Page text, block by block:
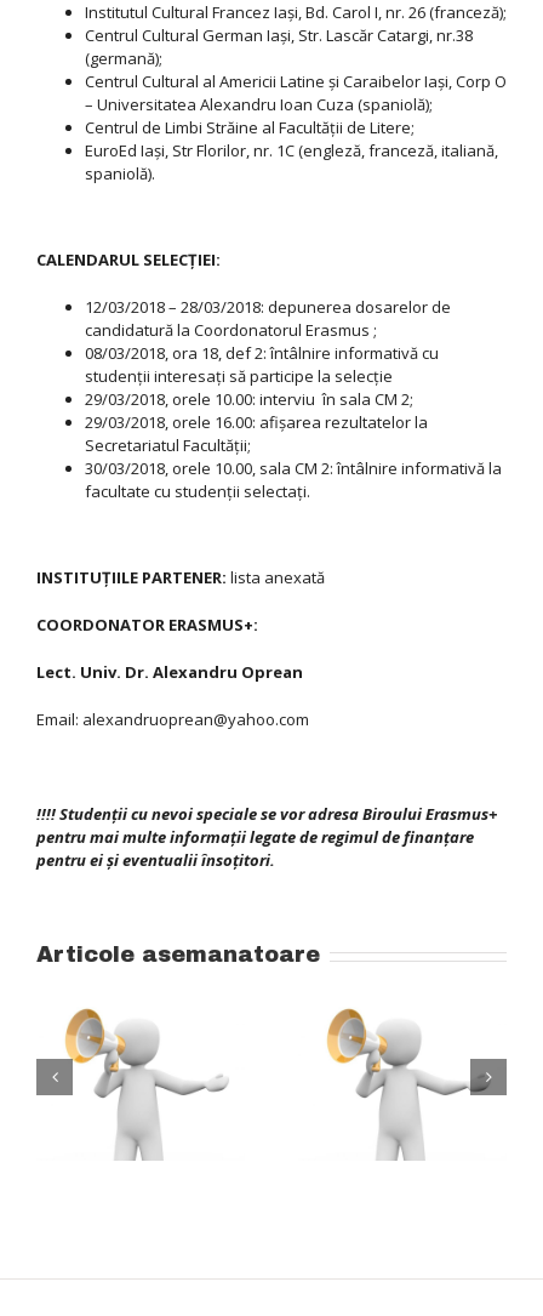
Institutul Cultural Francez Iași, Bd. Carol I, nr. 26 (franceză);
Centrul Cultural German Iași, Str. Lascăr Catargi, nr.38
(germană);
Centrul Cultural al Americii Latine şi Caraibelor Iaşi, Corp O
– Universitatea Alexandru Ioan Cuza (spaniolă);
Centrul de Limbi Străine al Facultății de Litere;
EuroEd Iași, Str Florilor, nr. 1C (engleză, franceză, italiană,
spaniolă).
CALENDARUL SELECŢIEI:
12/03/2018 – 28/03/2018: depunerea dosarelor de
candidatură la Coordonatorul Erasmus ;
08/03/2018, ora 18, def 2: întâlnire informativă cu
studenții interesați să participe la selecție
29/03/2018, orele 10.00: interviu în sala CM 2;
29/03/2018, orele 16.00: afişarea rezultatelor la
Secretariatul Facultății;
30/03/2018, orele 10.00, sala CM 2: întâlnire informativă la
facultate cu studenții selectați.
INSTITUŢIILE PARTENER: lista anexată
COORDONATOR ERASMUS+:
Lect. Univ. Dr. Alexandru Oprean
Email: alexandruoprean@yahoo.com
!!!! Studenţii cu nevoi speciale se vor adresa Biroului Erasmus+
pentru mai multe informaţii legate de regimul de finanţare
pentru ei şi eventualii însoţitori.
Articole asemanatoare
Admitere – Nivelul
aprofundare) al
programului de
psihopedagogică,
în regim
Admitere – la
Nivelul 1 al
Programului de
formare